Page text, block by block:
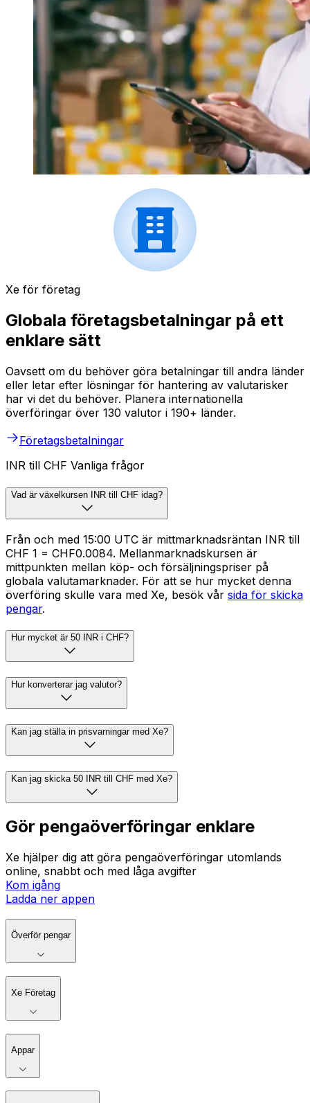
Xe för företag
Globala företagsbetalningar på ett
enklare sätt
Oavsett om du behöver göra betalningar till andra länder
eller letar efter lösningar för hantering av valutarisker
har vi det du behöver. Planera internationella
överföringar över 130 valutor i 190+ länder.
Företagsbetalningar
INR till CHF Vanliga frågor
Vad är växelkursen INR till CHF idag?
Från och med 15:00 UTC är mittmarknadsräntan INR till
CHF ₹1 = CHF0.0084. Mellanmarknadskursen är
mittpunkten mellan köp- och försäljningspriser på
globala valutamarknader. För att se hur mycket denna
överföring skulle vara med Xe, besök vår sida för skicka
pengar.
Hur mycket är 50 INR i CHF?
Hur konverterar jag valutor?
Kan jag ställa in prisvarningar med Xe?
Kan jag skicka 50 INR till CHF med Xe?
Gör pengaöverföringar enklare
Xe hjälper dig att göra pengaöverföringar utomlands
online, snabbt och med låga avgifter
Kom igång
Ladda ner appen
Överför pengar
Xe Företag
Appar